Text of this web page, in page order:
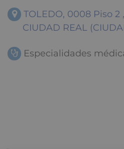
TOLEDO, 0008 Piso 2
CIUDAD REAL
Especialidades